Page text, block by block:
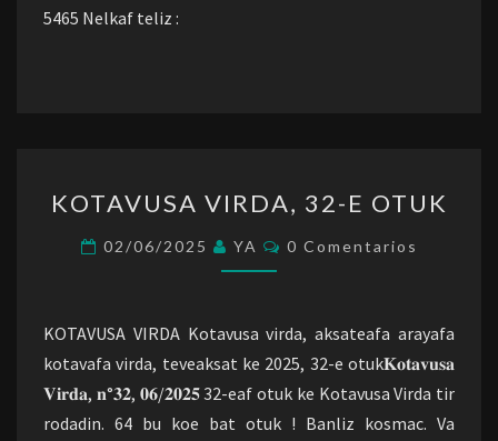
5465 Nelkaf teliz :
VIRDA,
32-
E
KOTAVUSA VIRDA, 32-E OTUK
02/06/2025 YA Comentarios
0 Comentarios
KOTAVUSA VIRDA Kotavusa virda, aksateafa arayafa
kotavafa virda, teveaksat ke 2025, 32-e otuk𝐊𝐨𝐭𝐚𝐯𝐮𝐬𝐚
𝐕𝐢𝐫𝐝𝐚, 𝐧°𝟑𝟐, 𝟎𝟔/𝟐𝟎𝟐𝟓 32-eaf otuk ke Kotavusa Virda tir
rodadin. 64 bu koe bat otuk ! Banliz kosmac. Va